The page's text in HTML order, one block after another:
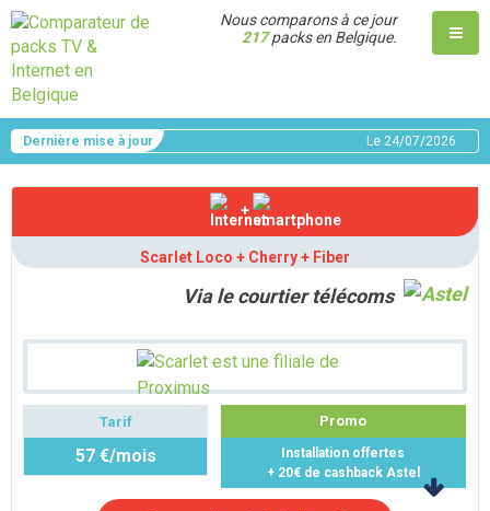
Nous comparons à ce jour
217packs en Belgique.
Dernière mise à jour Le 24/07/2026
+
Scarlet Loco + Cherry + Fiber
Via le courtier télécoms
Tarif
57 €/mois
Promo
Installation offertes
+ 20€ de cashback Astel